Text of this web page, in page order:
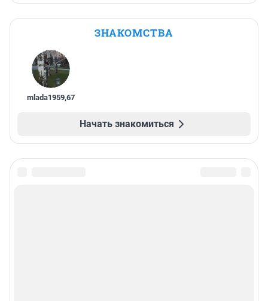
ЗНАКОМСТВА
mlada1959,67
Начать знакомиться